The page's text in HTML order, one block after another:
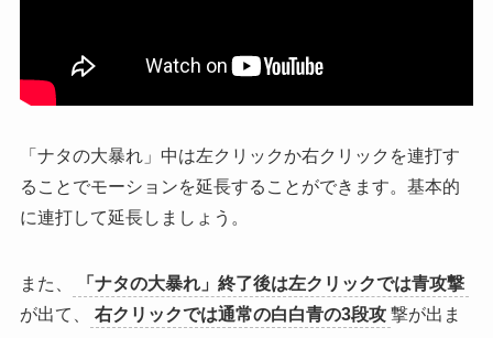
「ナタの大暴れ」中は左クリックか右クリックを連打す
ることでモーションを延長することができます。基本的
に連打して延長しましょう。
また、
「ナタの大暴れ」終了後は左クリックでは青攻撃
が出て、
右クリックでは通常の白白青の3段攻 撃が出ま